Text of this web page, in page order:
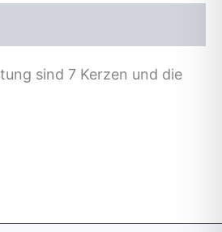
sind 7 Kerzen und die